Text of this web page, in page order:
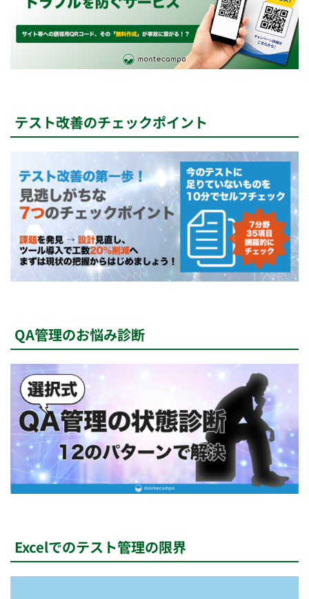
テスト改善のチェックポイント
QA管理のお悩み診断
Excelでのテスト管理の限界